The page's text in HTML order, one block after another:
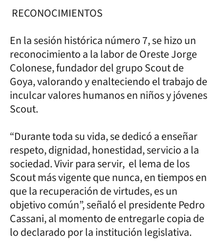
RECONOCIMIENTOS
En la sesión histórica número 7, se hizo un
reconocimiento a la labor de Oreste Jorge
Colonese, fundador del grupo Scout de
Goya, valorando y enalteciendo el trabajo de
inculcar valores humanos en niños y jóvenes
Scout.
“Durante toda su vida, se dedicó a enseñar
respeto, dignidad, honestidad, servicio a la
sociedad. Vivir para servir, el lema de los
Scout más vigente que nunca, en tiempos en
que la recuperación de virtudes, es un
objetivo común”, señaló el presidente Pedro
Cassani, al momento de entregarle copia de
lo declarado por la institución legislativa.